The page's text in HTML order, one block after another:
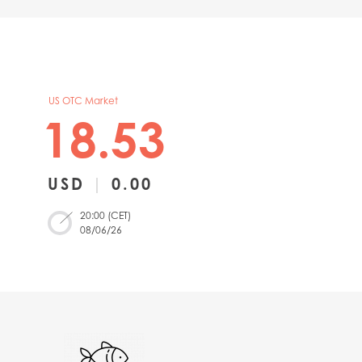
US OTC Market
18.53
USD | 0.00
20:00 (CET)
08/06/26